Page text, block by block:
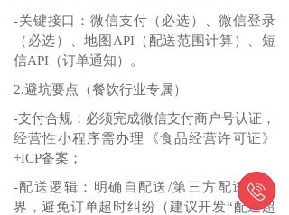
-关键接口：微信支付（必选）、微信登录
（必选）、地图API（配送范围计算）、短
信API（订单通知）。
2.避坑要点（餐饮行业专属）
-支付合规：必须完成微信支付商户号认证，
经营性小程序需办理《食品经营许可证》
+ICP备案；
-配送逻辑：明确自配送/第三方配送的边
界，避免订单超时纠纷（建议开发“配送超
